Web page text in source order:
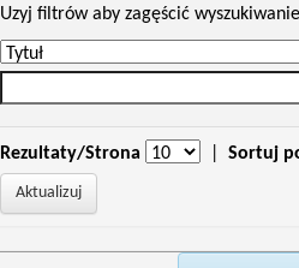
Uzyj filtrów aby zagęścić
Rezultaty/Strona Sortuj